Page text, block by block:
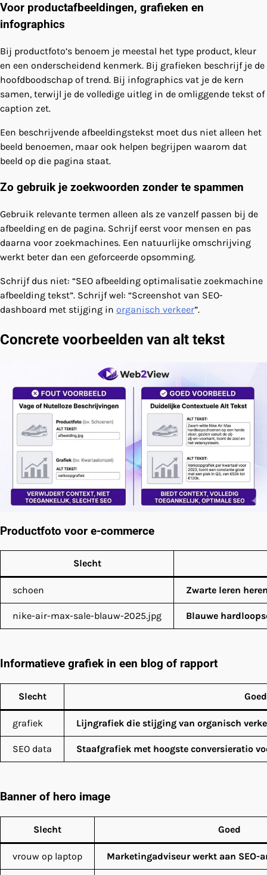
Voor productafbeeldingen, grafieken en
infographics
Bij productfoto’s benoem je meestal het type product, kleur
en een onderscheidend kenmerk. Bij grafieken beschrijf je de
hoofdboodschap of trend. Bij infographics vat je de kern
samen, terwijl je de volledige uitleg in de omliggende tekst of
caption zet.
Een beschrijvende afbeeldingstekst moet dus niet alleen het
beeld benoemen, maar ook helpen begrijpen waarom dat
beeld op die pagina staat.
Zo gebruik je zoekwoorden zonder te spammen
Gebruik relevante termen alleen als ze vanzelf passen bij de
afbeelding en de pagina. Schrijf eerst voor mensen en pas
daarna voor zoekmachines. Een natuurlijke omschrijving
werkt beter dan een geforceerde opsomming.
Schrijf dus niet: “SEO afbeelding optimalisatie zoekmachine
afbeelding tekst”. Schrijf wel: “Screenshot van SEO-
dashboard met stijging in organisch verkeer”.
Concrete voorbeelden van alt tekst
Productfoto voor e-commerce
Slecht
schoen Zwarte leren
nike-air-max-sale-blauw-2025.jpg Blauwe
Informatieve grafiek in een blog of rapport
Slecht Goed
grafiek Lijngrafiek die stijging van organisch
SEO data Staafgrafiek met hoogste conversieratio
Banner of hero image
Slecht Goed
vrouw op laptop Marketingadviseur werkt aan SEO-